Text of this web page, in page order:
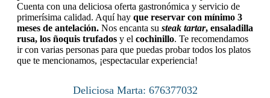
Cuenta con una deliciosa oferta gastronómica y servicio de
primerísima calidad. Aquí hay que reservar con mínimo 3
meses de antelación. Nos encanta su steak tartar, ensaladilla
rusa, los ñoquis trufados y el cochinillo. Te recomendamos
ir con varias personas para que puedas probar todos los platos
que te mencionamos, ¡espectacular experiencia!
Deliciosa Marta: 676377032